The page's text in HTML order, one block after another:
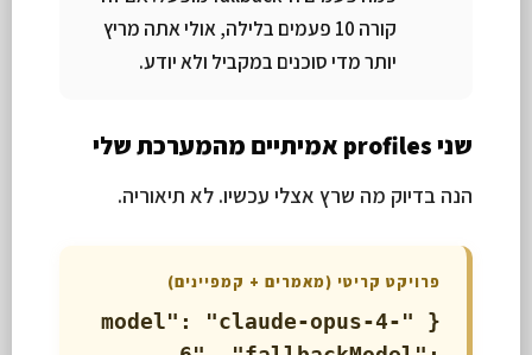
קורה 10 פעמים בלילה, אולי אתה מריץ
יותר מדי סוכנים במקביל ולא יודע.
שני profiles אמיתיים מהמערכת שלי
הנה בדיוק מה שרץ אצלי עכשיו. לא תיאוריה.
פרויקט קריטי (מאמרים + קמפיינים)
{ "model": "claude-opus-4-